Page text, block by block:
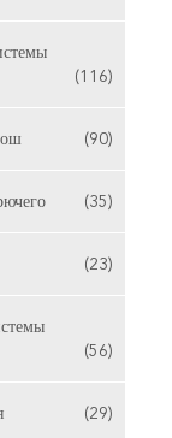
(116)
(90)
(35)
(23)
(56)
(29)